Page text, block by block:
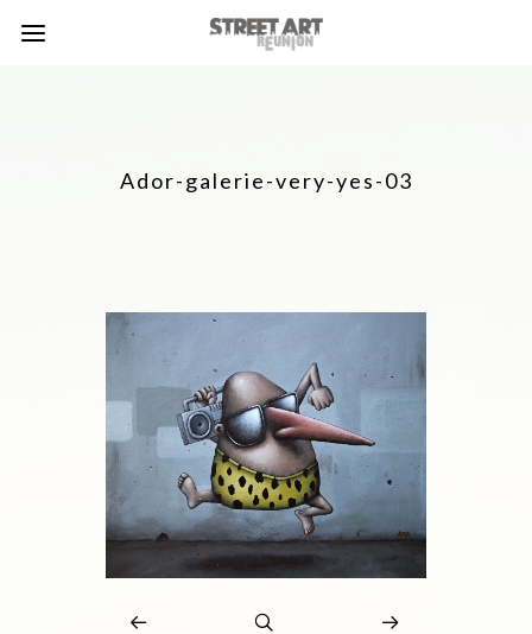
Ador-galerie-very-yes-03